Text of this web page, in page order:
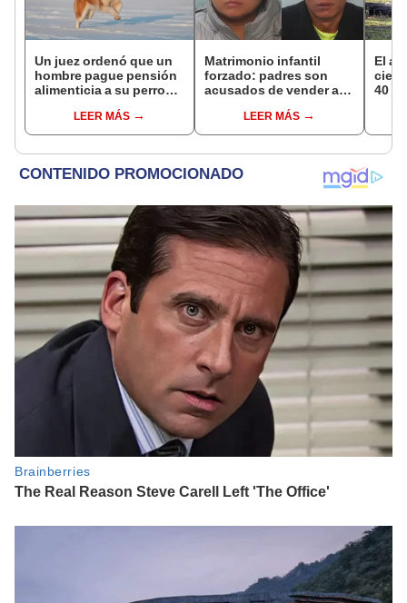
Un juez ordenó que un
hombre pague pensión
alimenticia a su perro
que marca un
precedente
LEER MÁS
Matrimonio infantil
forzado: padres son
acusados de vender a
LEER MÁS
El
40
asno
vida